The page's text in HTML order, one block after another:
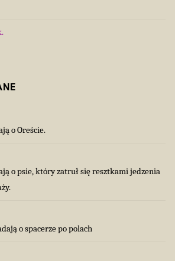
o Oreście.
o psie, który zatruł się resztkami jedzenia
o spacerze po polach